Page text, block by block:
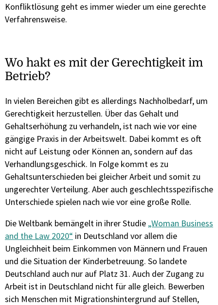
Konfliktlösung geht es immer wieder um eine gerechte
Verfahrensweise.
Wo hakt es mit der Gerechtigkeit im
Betrieb?
In vielen Bereichen gibt es allerdings Nachholbedarf, um
Gerechtigkeit herzustellen. Über das Gehalt und
Gehaltserhöhung zu verhandeln, ist nach wie vor eine
gängige Praxis in der Arbeitswelt. Dabei kommt es oft
nicht auf Leistung oder Können an, sondern auf das
Verhandlungsgeschick. In Folge kommt es zu
Gehaltsunterschieden bei gleicher Arbeit und somit zu
ungerechter Verteilung. Aber auch geschlechtsspezifische
Unterschiede spielen nach wie vor eine große Rolle.
Die Weltbank bemängelt in ihrer Studie „Woman Business
and the Law 2020“ in Deutschland vor allem die
Ungleichheit beim Einkommen von Männern und Frauen
und die Situation der Kinderbetreuung. So landete
Deutschland auch nur auf Platz 31. Auch der Zugang zu
Arbeit ist in Deutschland nicht für alle gleich. Bewerben
sich Menschen mit Migrationshintergrund auf Stellen,